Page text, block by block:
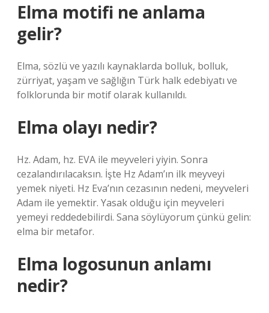
Elma motifi ne anlama
gelir?
Elma, sözlü ve yazılı kaynaklarda bolluk, bolluk,
zürriyat, yaşam ve sağlığın Türk halk edebiyatı ve
folklorunda bir motif olarak kullanıldı.
Elma olayı nedir?
Hz. Adam, hz. EVA ile meyveleri yiyin. Sonra
cezalandırılacaksın. İşte Hz Adam’ın ilk meyveyi
yemek niyeti. Hz Eva’nın cezasının nedeni, meyveleri
Adam ile yemektir. Yasak olduğu için meyveleri
yemeyi reddedebilirdi. Sana söylüyorum çünkü gelin:
elma bir metafor.
Elma logosunun anlamı
nedir?